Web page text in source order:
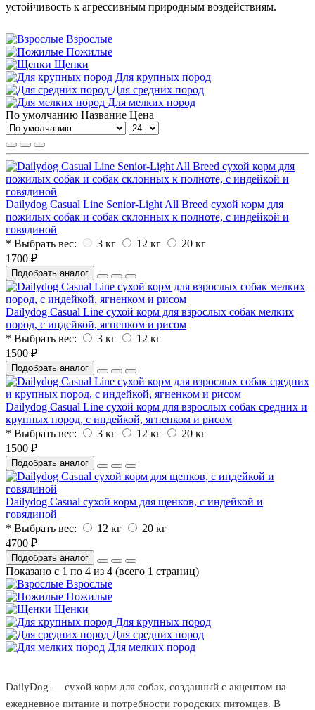
устойчивость к агрессивным природным воздействиям.
Взрослые
Пожилые
Щенки
Для крупных пород
Для средних пород
Для мелких пород
По умолчанию Название Цена
Dailydog Casual Line Senior-Light All Breed сухой корм для
пожилых собак и собак склонных к полноте, с индейкой и
говядиной
* Выбрать вес:
3 кг 12 кг
20 кг
1700 ₽
Подобрать аналог
Dailydog Casual Line сухой корм для взрослых собак мелких
пород, с индейкой, ягненком и рисом
* Выбрать вес:
3 кг
12 кг
1500 ₽
Подобрать аналог
Dailydog Casual Line сухой корм для взрослых собак средних и
крупных пород, с индейкой, ягненком и рисом
* Выбрать вес:
3 кг 12 кг
20 кг
1500 ₽
Подобрать аналог
Dailydog Casual сухой корм для щенков, с индейкой и
говядиной
* Выбрать вес:
12 кг
20 кг
4700 ₽
Подобрать аналог
Показано с 1 по 4 из 4 (всего 1 страниц)
Взрослые
Пожилые
Щенки
Для крупных пород
Для средних пород
Для мелких пород
DailyDog — сухой корм для собак, созданный с акцентом на
ежедневное питание и потребности городских питомцев. В